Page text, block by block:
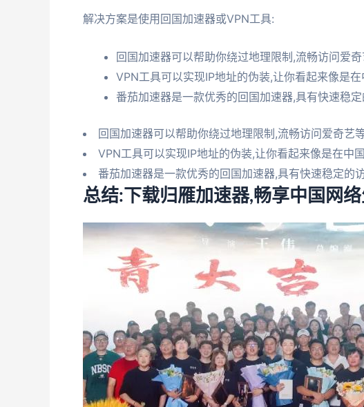
解决方案是使用回国加速器或VPN工具:
回国加速器可以帮助你绕过地理限制,流畅访问爱奇
VPN工具可以实现IP地址的伪装,让你看起来像是
番茄加速器是一款优秀的回国加速器,具有快速稳
回国加速器可以帮助你绕过地理限制,流畅访问爱奇艺
VPN工具可以实现IP地址的伪装,让你看起来像是在中
番茄加速器是一款优秀的回国加速器,具有快速稳定的
总结:下载归雁加速器,畅享中国网